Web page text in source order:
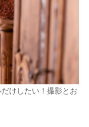
6 7
けしたい！撮影とお